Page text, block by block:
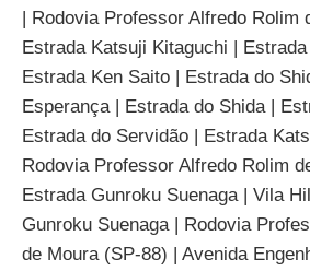
| Rodovia Professor Alfredo Rolim
Estrada Katsuji Kitaguchi |
Estrada Ken Saito | Estrada do
Esperança | Estrada do Shida |
Estrada do Servidão | Estrada
Rodovia Professor Alfredo Rolim
Estrada Gunroku Suenaga | Vila
Gunroku Suenaga | Rodovia
de Moura (SP-88) | Avenida